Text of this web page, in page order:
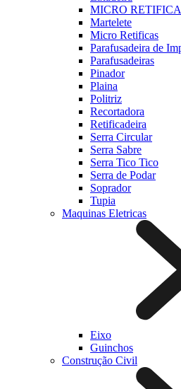
MICRO RETIFICA
Martelete
Micro Retificas
Parafusadeira de
Parafusadeiras
Pinador
Plaina
Politriz
Recortadora
Retificadeira
Serra Circular
Serra Sabre
Serra Tico Tico
Serra de Podar
Soprador
Tupia
Maquinas Eletricas
Eixo
Guinchos
Construção Civil